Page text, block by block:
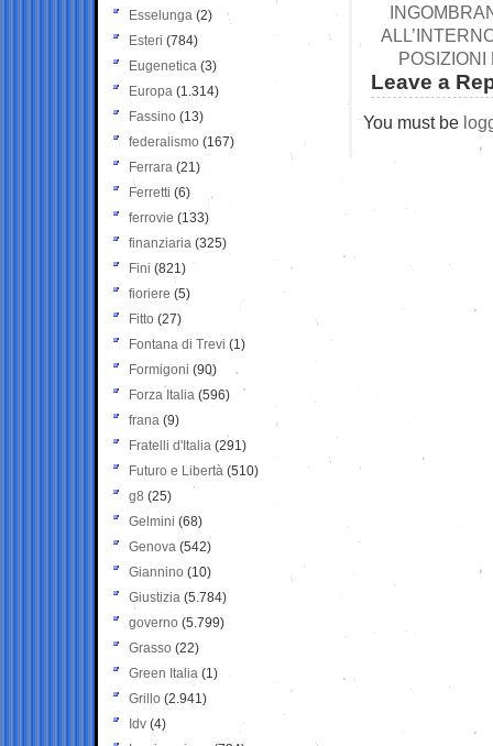
POSIZIONI
Leave a
You must be
Esselunga (2)
Esteri (784)
Eugenetica (3)
Europa (1.314)
Fassino (13)
federalismo (167)
Ferrara (21)
Ferretti (6)
ferrovie (133)
finanziaria (325)
Fini (821)
fioriere (5)
Fitto (27)
Fontana di Trevi (1)
Formigoni (90)
Forza Italia (596)
frana (9)
Fratelli d'Italia (291)
Futuro e Libertà (510)
g8 (25)
Gelmini (68)
Genova (542)
Giannino (10)
Giustizia (5.784)
governo (5.799)
Grasso (22)
Green Italia (1)
Grillo (2.941)
Idv (4)